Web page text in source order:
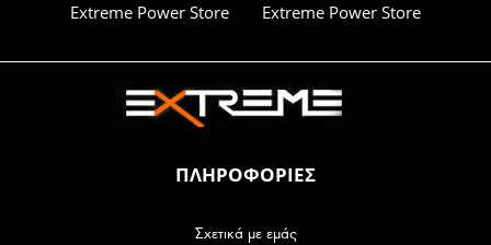
Extreme Power Store
Extreme Power Store
ΠΛΗΡΟΦΟΡΙΕΣ
Σχετικά με εμάς